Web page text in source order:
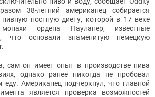
38-летний
американец собирается
пивную постную диету, которой в 17 веке
монахи ордена Пауланер, известные
что основали знаменитую немецкую
сам он имеет опыт в производстве пива
однако ранее никогда не пробовал
еду. Американец подчеркнул, что главной
является проверка возможностей